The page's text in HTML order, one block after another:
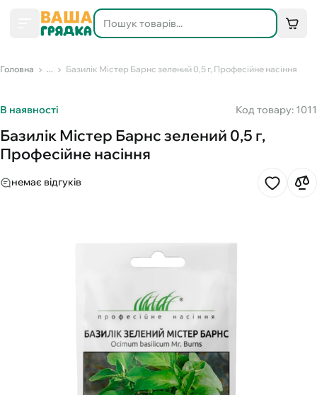
Головна ... Базилік Містер Барнс зелений 0,5 г, Професійне насіння
В наявності Код товару: 1011
Базилік Містер Барнс зелений 0,5 г,
Професійне насіння
немає відгуків